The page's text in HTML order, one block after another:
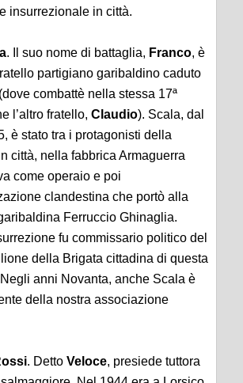
insurrezionale in città.
. Il suo nome di battaglia, Franco, è
partigiano garibaldino caduto
combattè nella stessa 17ª
l’altro fratello, Claudio). Scala, dal
è stato tra i protagonisti della
città, nella fabbrica Armaguerra
come operaio e poi
clandestina che portò alla
Ferruccio Ghinaglia.
fu commissario politico del
della Brigata cittadina di questa
anni Novanta, anche Scala è
della nostra associazione
. Detto Veloce, presiede tuttora